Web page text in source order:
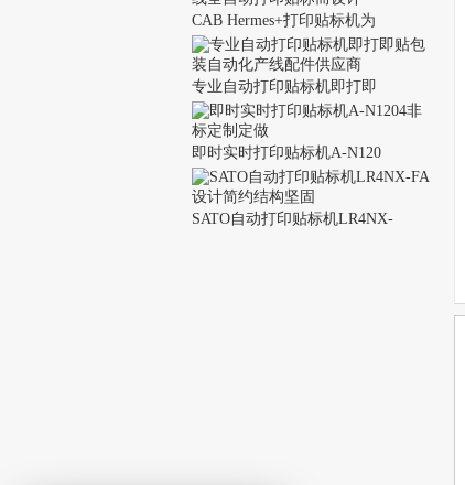
CAB Hermes+打印贴标机为
专业自动打印贴标机即打即
即时实时打印贴标机A-N120
SATO自动打印贴标机LR4NX-